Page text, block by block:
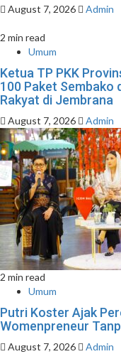
August 7, 2026 Admin
2 min read
Umum
Ketua TP PKK
100 Paket Sembako
Rakyat di Jembrana
August 7, 2026 Admin
2 min read
Umum
Putri Koster Ajak
Womenpreneur
August 7, 2026
Admin